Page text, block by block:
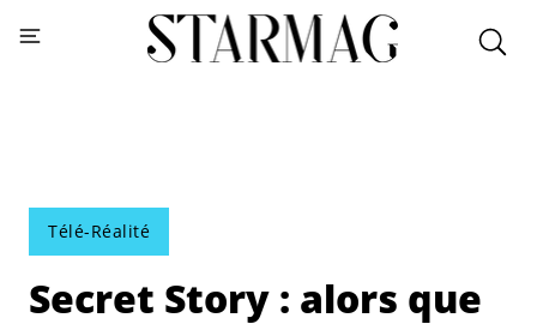
Télé-Réalité
Secret Story : alors que